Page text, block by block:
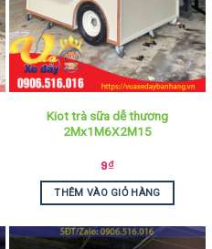
Kiot trà sữa dễ thương
2Mx1M6X2M15
9₫
THÊM VÀO GIỎ HÀNG